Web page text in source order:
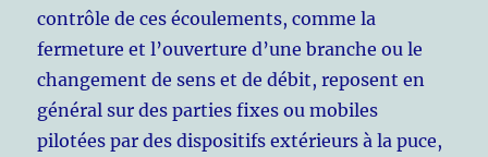
contrôle de ces écoulements, comme la
fermeture et l’ouverture d’une branche ou le
changement de sens et de débit, reposent en
général sur des parties fixes ou mobiles
pilotées par des dispositifs extérieurs à la puce,